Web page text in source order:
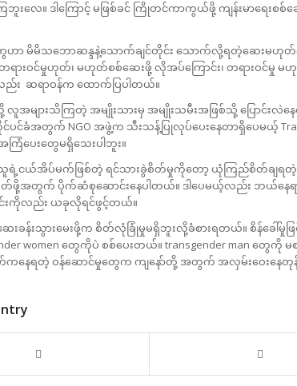
းလေ။ ဒါကြောင့် မဖြစ်ခင် ကြိုတင်ကာကွယ်ဖို့ ကျန်းမာရေးစ
ာ မိမိသဘောဆန္ဒနဲ့သောက်ချင်တိုင်း သောက်လို့ရတဲ့ဆေးမဟုတ်ကြေ
ားဝင်မှုဟုတ်၊ မဟုတ်စစ်ဆေးဖို့ လိုအပ်ကြောင်း၊ တရားဝင်မှု မ
း ဆရာဝန်က ထောက်ပြပါတယ်။
လို့ လူအများသိကြတဲ့ အမျိုးသားမှ အမျိုးသမီးအဖြစ်သို့ ပြော
င်ပင်ခံအတွက် NGO အဖွဲ့က သီးသန့်ပြုလုပ်ပေးနေတာရှိပေမယ့်
ြံပေးတွေမရှိသေးပါဘူး။
ငယ်အိပ်မက်ဖြစ်တဲ့ ရင်သားခွဲစိတ်မှုကိုတော့ ယုံကြည်စိတ်ချရတဲ့ ခွဲ
တ်ဖို့အတွက် ပိုက်ဆံစုဆောင်းနေပါတယ်။ ဒါပေမယ့်လည်း ဘယ်နေ
င်းကိုလည်း ယခုလိုရင်ဖွင့်တယ်။
ဆေးခန်းသွားမေးဖို့က စိတ်လုံခြုံမှုမရှိဘူးလို့ခံစားရတယ်။ စိန်ခေါ်မှု
women တွေကိုပဲ စစ်ပေးတယ်။ transgender man တွေ
နေရတဲ့ ဝန်ဆောင်မှုတွေက ကျနော်တို့ အတွက် အလှမ်းဝေးနေတုန်